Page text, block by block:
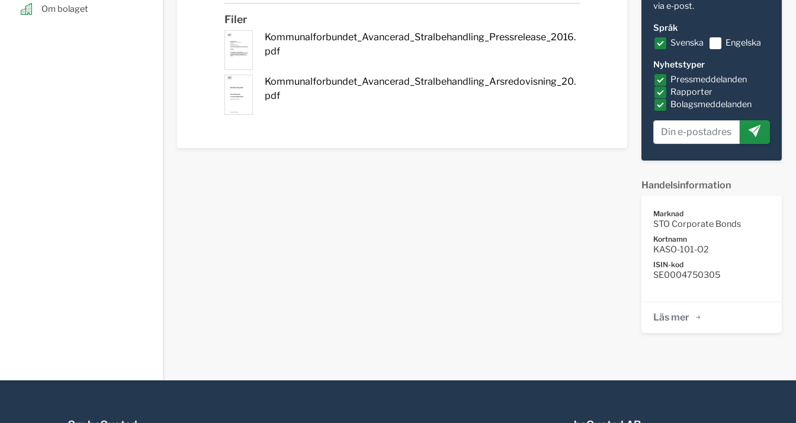
Om bolaget
Filer
Kommunalforbundet_Avancerad_Stralbehandling_Pressrelease_2016.
pdf
Kommunalforbundet_Avancerad_Stralbehandling_Arsredovisning_20.
pdf
via e-post.
Språk
Svenska
Engelska
Nyhetstyper
Pressmeddelanden
Rapporter
Bolagsmeddelanden
Handelsinformation
Marknad
STO Corporate Bonds
Kortnamn
KASO-101-O2
ISIN-kod
SE0004750305
Läs mer